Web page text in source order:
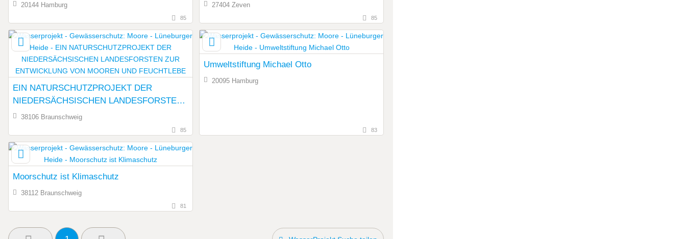
20144 Hamburg
85
27404 Zeven
85
EIN NATURSCHUTZPROJEKT DER
NIEDERSÄCHSISCHEN LANDESFORSTEN
ZUR ENTWICKLUNG VON MOOREN UND
38106 Braunschweig
85
Umweltstiftung Michael Otto
20095 Hamburg
83
Moorschutz ist Klimaschutz
38112 Braunschweig
81